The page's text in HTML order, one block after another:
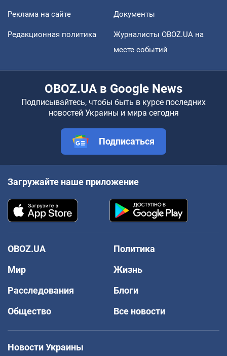
Реклама на сайте Документы
Редакционная политика
Журналисты OBOZ.UA на
месте событий
OBOZ.UA в Google News
Подписывайтесь, чтобы быть в курсе последних
новостей Украины и мира сегодня
Подписаться
Загружайте наше приложение
OBOZ.UA
Политика
Мир
Жизнь
Расследования
Блоги
Общество
Все новости
Новости Украины